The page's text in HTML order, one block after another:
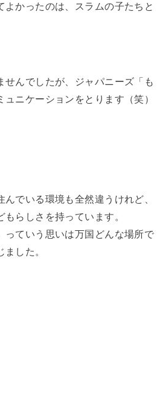
よかったのは、スラムの子たちと
せんでしたが、ジャパニーズ「も
ュニケーションをとります（笑）
でいる環境も全然違うけれど、
らしさを持っています。
っていう思いは万国どんな場所で
した。